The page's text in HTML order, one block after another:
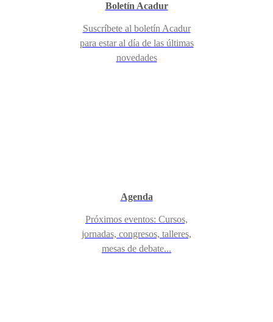
Boletín Acadur
Suscríbete al boletín Acadur
para estar al día de las últimas
novedades
Agenda
Próximos eventos: Cursos,
jornadas, congresos, talleres,
mesas de debate...